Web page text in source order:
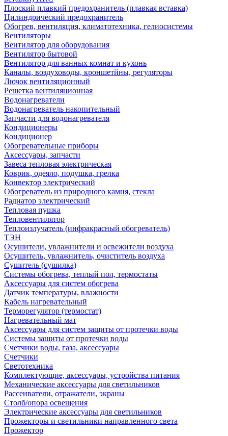
Плоский плавкий предохранитель (плавкая вставка)
Цилиндрический предохранитель
Обогрев, вентиляция, климатотехника, гелиосистемы
Вентиляторы
Вентилятор для оборудования
Вентилятор бытовой
Вентилятор для ванных комнат и кухонь
Каналы, воздуховоды, кроншетйны, регуляторы
Лючок вентиляционный
Решетка вентиляционная
Водонагреватели
Водонагреватель накопительный
Запчасти для водонагревателя
Кондиционеры
Кондиционер
Обогревательные приборы
Аксессуары, запчасти
Завеса тепловая электрическая
Коврик, одеяло, подушка, грелка
Конвектор электрический
Обогреватель из природного камня, стекла
Радиатор электрический
Тепловая пушка
Тепловентилятор
Теплоизлучатель (инфракрасный обогреватель)
ТЭН
Осушители, увлажнители и освежители воздуха
Осушитель, увлажнитель, очиститель воздуха
Сушитель (сушилка)
Системы обогрева, теплый пол, термостаты
Аксессуары для систем обогрева
Датчик температуры, влажности
Кабель нагревательный
Терморегулятор (термостат)
Нагревательный мат
Аксессуары для систем защиты от протечки воды
Системы защиты от протечки воды
Счетчики воды, газа, аксессуары
Счетчики
Светотехника
Комплектующие, аксессуары, устройства питания
Механические аксессуары для светильников
Рассеиватели, отражатели, экраны
Столб/опора освещения
Электрические аксессуары для светильников
Прожекторы и светильники направленного света
Прожектор